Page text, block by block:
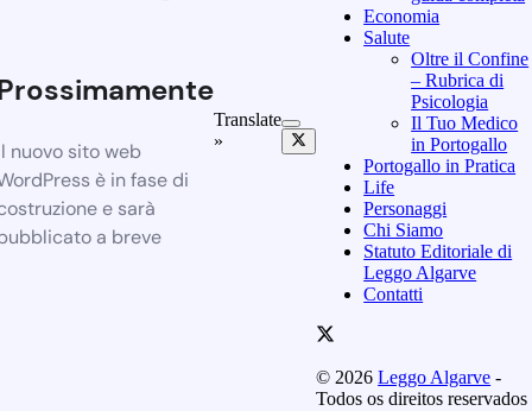
nuovo sito web
è in fase di
e sarà
a breve
Translate
»
Economia
Salute
Oltre il Confine
– Rubrica di
Psicologia
Il Tuo Medico
in Portogallo
Portogallo in Pratica
Life
Personaggi
Chi Siamo
Statuto Editoriale di
Leggo Algarve
Contatti
© 2026Leggo Algarve -
Todos os direitos reservados